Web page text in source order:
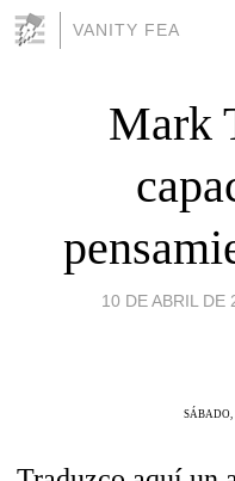
VANITY FEA
Mark
10 DE ABRIL DE
SÁBADO,